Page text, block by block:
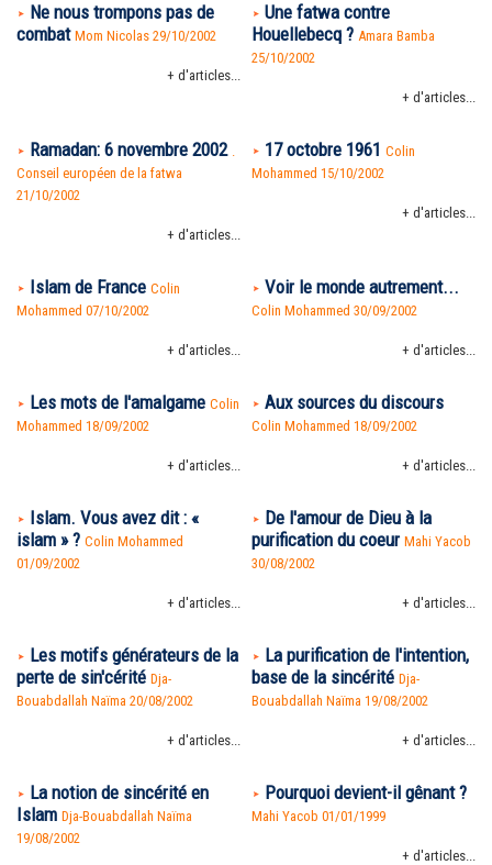
Ne nous trompons pas de
combat Mom Nicolas 29/10/2002
+ d'articles...
Une fatwa contre
Houellebecq ? Amara Bamba
25/10/2002
+ d'articles...
Ramadan: 6 novembre 2002 .
Conseil européen de la fatwa
21/10/2002
+ d'articles...
17 octobre 1961 Colin
Mohammed 15/10/2002
+ d'articles...
Islam de France Colin
Mohammed 07/10/2002
+ d'articles...
Voir le monde autrement...
Colin Mohammed 30/09/2002
+ d'articles...
Les mots de l'amalgame Colin
Mohammed 18/09/2002
+ d'articles...
Aux sources du discours
Colin Mohammed 18/09/2002
+ d'articles...
Islam. Vous avez dit : «
islam » ? Colin Mohammed
01/09/2002
+ d'articles...
De l'amour de Dieu à la
purification du coeur Mahi Yacob
30/08/2002
+ d'articles...
Les motifs générateurs de la
perte de sin'cérité Dja-
Bouabdallah Naïma 20/08/2002
+ d'articles...
La purification de l'intention,
base de la sincérité Dja-
Bouabdallah Naïma 19/08/2002
+ d'articles...
La notion de sincérité en
Islam Dja-Bouabdallah Naïma
19/08/2002
Pourquoi devient-il gênant ?
Mahi Yacob 01/01/1999
+ d'articles...